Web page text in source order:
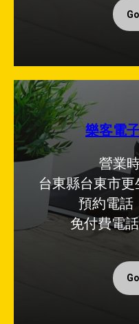
樂客電
營業
台東縣台東市
預約電話
免付費電